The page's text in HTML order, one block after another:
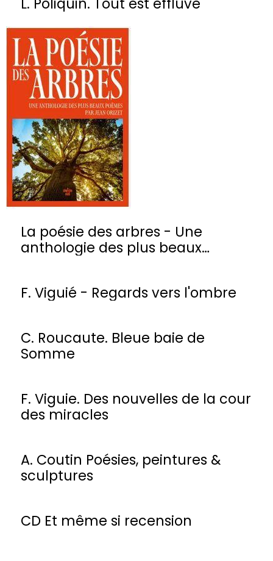
La poésie des arbres - Une
anthologie des plus beaux
F. Viguié - Regards vers l'ombre
C. Roucaute. Bleue baie de
Somme
F. Viguie. Des nouvelles de la cour
des miracles
A. Coutin Poésies, peintures &
sculptures
CD Et même si recension